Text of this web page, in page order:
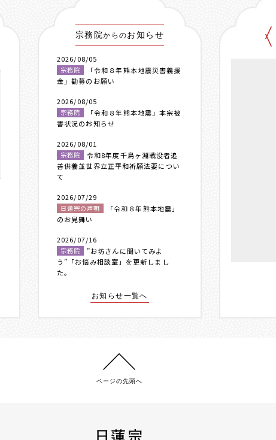
宗務院からのお知らせ
2026/08/05
宗務院
「令和８年熊本地震災害義援
金」勧募のお願い
2026/08/05
宗務院
「令和８年熊本地震」本宗被
害状況のお知らせ
2026/08/01
宗務院
令和8年度千鳥ヶ淵戦没者追
善供養並世界立正平和祈願法要につい
て
2026/07/29
日蓮宗の声明
「令和８年熊本地震」
のお見舞い
2026/07/16
宗務院
”お坊さんに聞いてみよ
う”「お悩み相談室」を更新しまし
た。
お知らせ一覧へ
ページの先頭へ